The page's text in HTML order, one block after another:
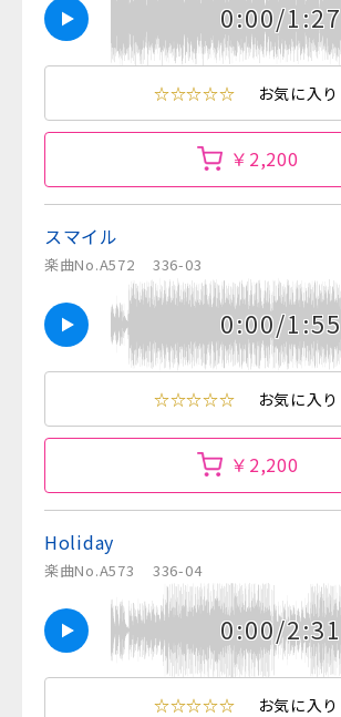
0:00/1:27
☆☆☆☆☆ お気に入り
￥2,200
スマイル
楽曲No.A572 336-03
0:00/1:55
☆☆☆☆☆ お気に入り
￥2,200
Holiday
楽曲No.A573 336-04
0:00/2:31
☆☆☆☆☆ お気に入り